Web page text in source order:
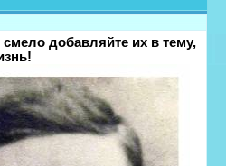
добавляйте их в тему,